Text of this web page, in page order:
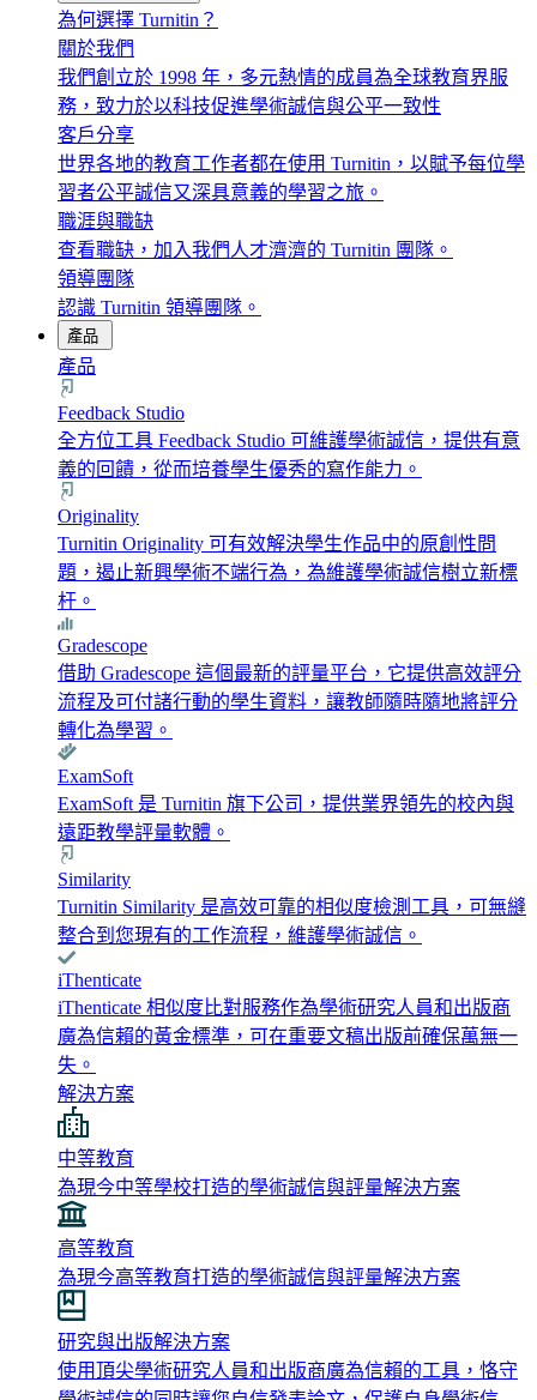
為何選擇 Turnitin？
關於我們
我們創立於 1998 年，多元熱情的成員為全球教育界服
務，致力於以科技促進學術誠信與公平一致性
客戶分享
世界各地的教育工作者都在使用 Turnitin，以賦予每位學
習者公平誠信又深具意義的學習之旅。
職涯與職缺
查看職缺，加入我們人才濟濟的 Turnitin 團隊。
領導團隊
認識 Turnitin 領導團隊。
產品
產品
Feedback Studio
全方位工具 Feedback Studio 可維護學術誠信，提供有意
義的回饋，從而培養學生優秀的寫作能力。
Originality
Turnitin Originality 可有效解決學生作品中的原創性問
題，遏止新興學術不端行為，為維護學術誠信樹立新標
杆。
Gradescope
借助 Gradescope 這個最新的評量平台，它提供高效評分
流程及可付諸行動的學生資料，讓教師隨時隨地將評分
轉化為學習。
ExamSoft
ExamSoft 是 Turnitin 旗下公司，提供業界領先的校內與
遠距教學評量軟體。
Similarity
Turnitin Similarity 是高效可靠的相似度檢測工具，可無縫
整合到您現有的工作流程，維護學術誠信。
iThenticate
iThenticate 相似度比對服務作為學術研究人員和出版商
廣為信賴的黃金標準，可在重要文稿出版前確保萬無一
失。
解決方案
中等教育
為現今中等學校打造的學術誠信與評量解決方案
高等教育
為現今高等教育打造的學術誠信與評量解決方案
研究與出版解決方案
使用頂尖學術研究人員和出版商廣為信賴的工具，恪守